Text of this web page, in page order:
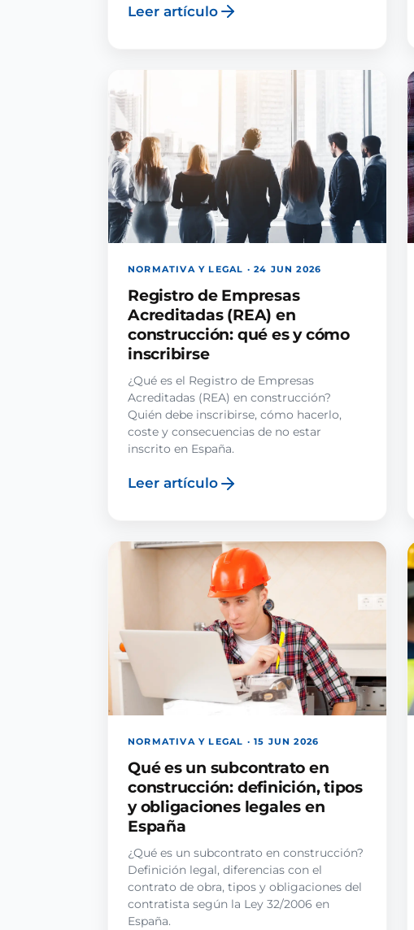
Leer artículo
NORMATIVA Y LEGAL · 24 JUN 2026
Registro de Empresas
Acreditadas (REA) en
construcción: qué es y cómo
inscribirse
¿Qué es el Registro de Empresas
Acreditadas (REA) en construcción?
Quién debe inscribirse, cómo hacerlo,
coste y consecuencias de no estar
inscrito en España.
Leer artículo
NORMATIVA Y LEGAL · 15 JUN 2026
Qué es un subcontrato en
construcción: definición, tipos
y obligaciones legales en
España
¿Qué es un subcontrato en construcción?
Definición legal, diferencias con el
contrato de obra, tipos y obligaciones del
contratista según la Ley 32/2006 en
España.